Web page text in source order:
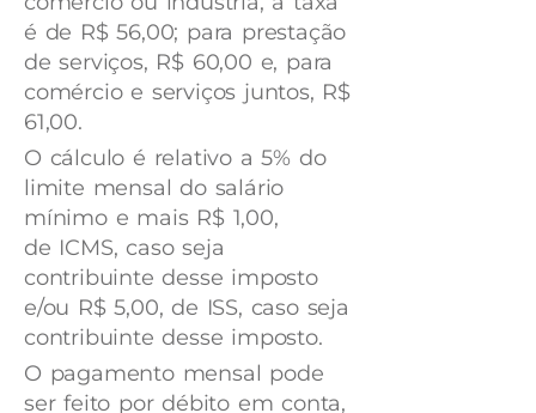
é de R$ 56,00; para prestação
de serviços, R$ 60,00 e, para
comércio e serviços juntos, R$
61,00.
O cálculo é relativo a 5% do
limite mensal do salário
mínimo e mais R$ 1,00,
de ICMS, caso seja
contribuinte desse imposto
e/ou R$ 5,00, de ISS, caso seja
contribuinte desse imposto.
O pagamento mensal pode
ser feito por débito em conta,